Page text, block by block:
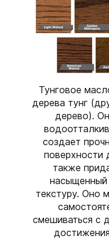
Тунговое
дерева тунг
дерево).
создает
поверхности
также
насыщенный
текстуру. Оно
смешиваться с